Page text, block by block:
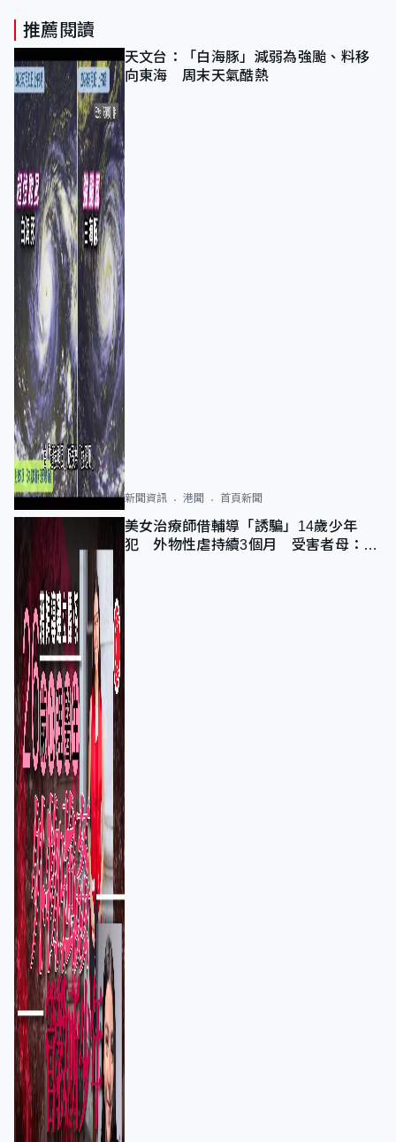
推薦閱讀
天文台：「白海豚」減弱為強颱、料移
向東海 周末天氣酷熱
新聞資訊 港聞 首頁新聞
美女治療師借輔導「誘騙」14歲少年
犯 外物性虐持續3個月 受害者母：要